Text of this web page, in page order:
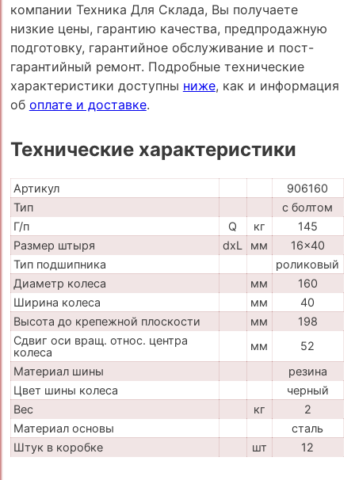
компании Техника Для Склада, Вы получаете
низкие цены, гарантию качества, предпродажную
подготовку, гарантийное обслуживание и пост-
гарантийный ремонт. Подробные технические
характеристики доступны ниже, как и информация
об оплате и доставке.
Технические характеристики
Артикул
906160
Тип
с болтом
Г/п
Q кг
145
Размер штыря
dxL мм
16x40
Тип подшипника
роликовый
Диаметр колеса
мм
160
Ширина колеса
мм
40
Высота до крепежной плоскости
мм
198
Сдвиг оси вращ. относ. центра
колеса
мм
52
Материал шины
резина
Цвет шины колеса
черный
Вес
кг
2
Материал основы
сталь
Штук в коробке
шт 12